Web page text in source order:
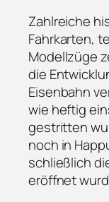
Zahlreiche
Fahrkarten,
Modellzüge
die
Eisenbahn
wie heftig
gestritten
noch in
schließlich
eröffnet